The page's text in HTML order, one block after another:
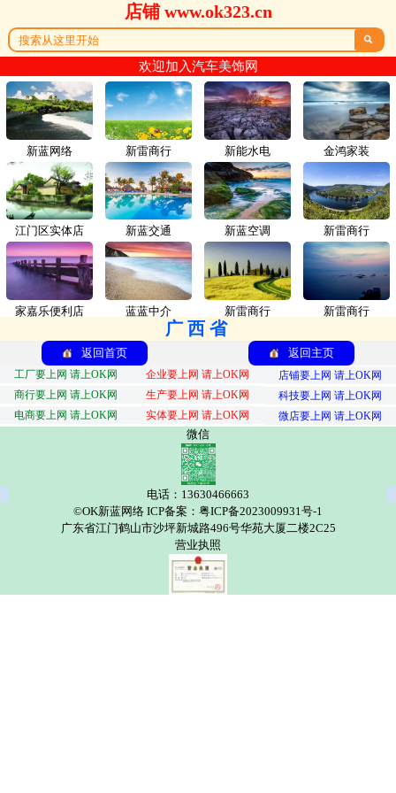
店铺 www.ok323.cn

欢迎加入汽车美饰网
新蓝网络 新雷商行
江门区实体店 新蓝交通
家嘉乐便利店 蓝蓝中介
新能水电 金鸿家装
新蓝空调 新雷商行
新雷商行 新雷商行
广西省
返回首页 返回主页
工厂要上网 请上OK网 企业要上网 请上OK网
店铺要上网 请上OK网
商行要上网 请上OK网
生产要上网 请上OK网
科技要上网 请上OK网
电商要上网 请上OK网
实体要上网 请上OK网 微店要上网 请上OK网
微信
电话：13630466663
©OK新蓝网络 ICP备案：粤ICP备2023009931号-1
广东省江门鹤山市沙坪新城路496号华苑大厦二楼2C25
营业执照